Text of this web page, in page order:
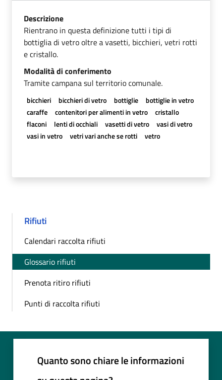
Descrizione
Rientrano in questa definizione tutti i tipi di
bottiglia di vetro oltre a vasetti, bicchieri, vetri rotti
e cristallo.
Modalità di conferimento
Tramite campana sul territorio comunale.
bicchieri bicchieri di vetro bottiglie
bottiglie in vetro
caraffe
contenitori per alimenti in vetro
cristallo
flaconi
lenti di occhiali vasetti di vetro
vasi di vetro
vasi in vetro
vetri vari anche se rotti vetro
Rifiuti
Calendari raccolta rifiuti
Glossario rifiuti
Prenota ritiro rifiuti
Punti di raccolta rifiuti
Quanto sono chiare le informazioni